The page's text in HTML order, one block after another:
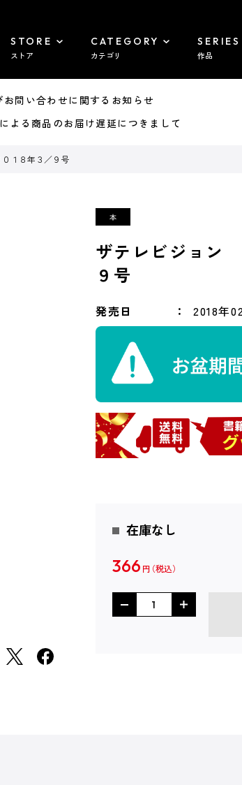
STORE
ストア
CATEGORY
カテゴリ
SERIES
作品
問い合わせに関するお知らせ
る商品のお届け遅延につきまして
１８年３／９号
ザテレビジョ
９号
発売日 2018年
在庫なし
366 円